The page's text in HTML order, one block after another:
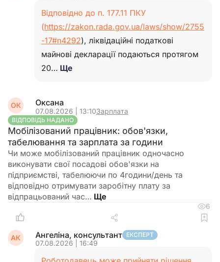
Відповідно до п. 177.11 ПКУ
(https://zakon.rada.gov.ua/laws/show/2755
-17#n4292), ліквідаційні податкові
майнові декларації подаються протягом
20… Ще
ОК Оксана
07.08.2026 | 13:10Зарплата
ВІДПОВІДЬ НАДАНО
Мобілізований працівник: обов'язки,
табелювання та зарплата за години
Чи може мобілізований працівник одночасно
виконувати свої посадові обов'язки на
підприємстві, табелюючи по 4години/день та
відповідно отримувати заробітну плату за
відпрацьований час…
6
АК Ангеліна, консультант ЕКСПЕРТ
07.08.2026 | 16:49